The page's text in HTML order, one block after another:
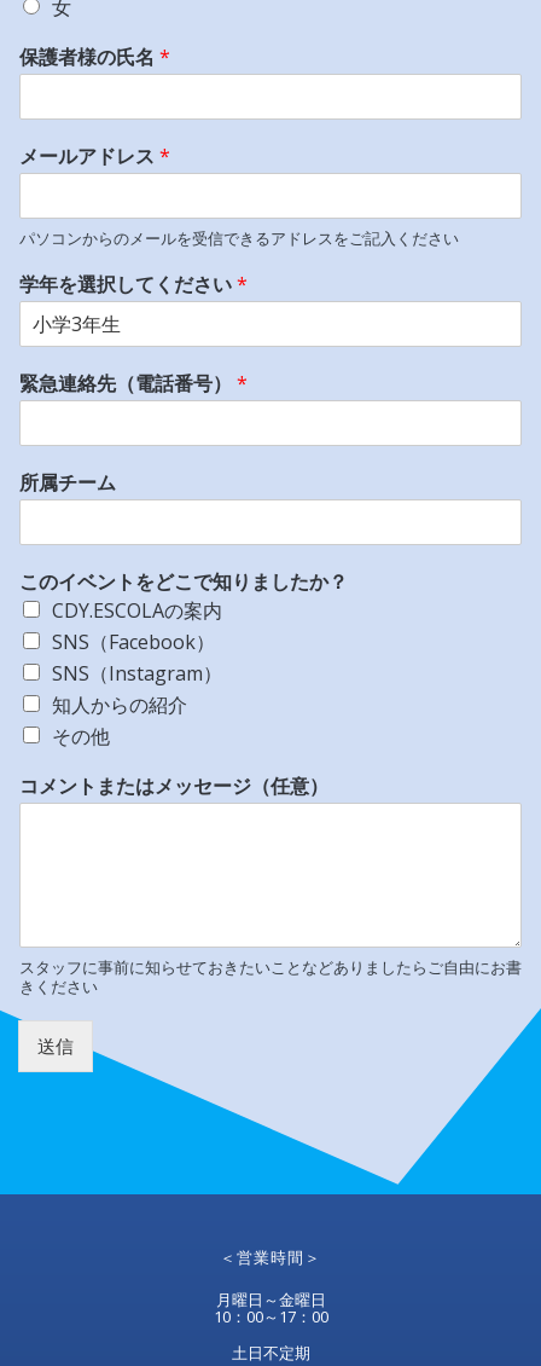
女
保護者様の氏名 *
メールアドレス *
パソコンからのメールを受信できるアドレスをご記入ください
学年を選択してください*
緊急連絡先（電話番号） *
所属チーム
このイベントをどこで知りましたか？
CDY.ESCOLAの案内
SNS（Facebook）
SNS（Instagram）
知人からの紹介
その他
コメントまたはメッセージ（任意）
スタッフに事前に知らせておきたいことなどありましたらご自由にお書
きください
送信
＜営業時間＞
月曜日～金曜日
10：00～17：00
土日不定期